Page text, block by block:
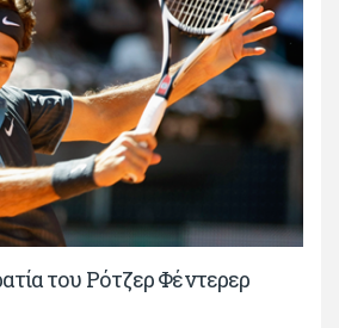
του Ρότζερ Φέντερερ